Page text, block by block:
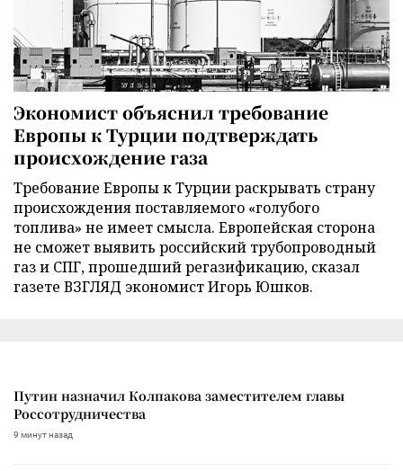
Экономист объяснил требование
Европы к Турции подтверждать
происхождение газа
Требование Европы к Турции раскрывать страну
происхождения поставляемого «голубого
топлива» не имеет смысла. Европейская сторона
не сможет выявить российский трубопроводный
газ и СПГ, прошедший регазификацию, сказал
газете ВЗГЛЯД экономист Игорь Юшков.
Путин назначил Колпакова заместителем главы
Россотрудничества
9 минут назад